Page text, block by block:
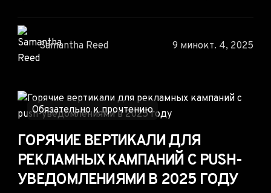
Samantha Reed 9 минокт. 4, 2025
Обязательно к прочтению
ГОРЯЧИЕ ВЕРТИКАЛИ ДЛЯ
РЕКЛАМНЫХ КАМПАНИЙ С PUSH-
УВЕДОМЛЕНИЯМИ В 2025 ГОДУ